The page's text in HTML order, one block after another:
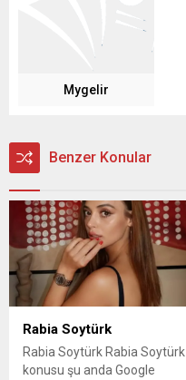
Mygelir
Benzer Konular
Rabia Soytürk
Rabia Soytürk Rabia Soytürk
konusu şu anda Google